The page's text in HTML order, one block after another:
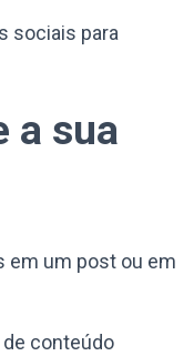
sociais para
a sua
em um post ou em
conteúdo